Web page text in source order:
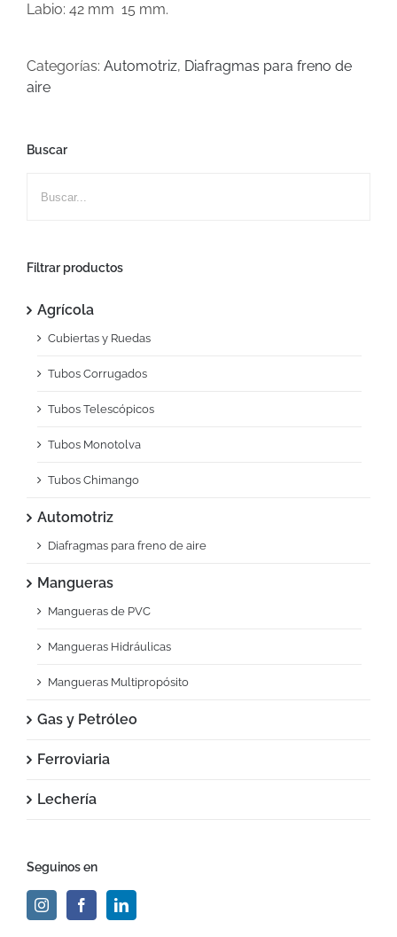
Labio: 42 mm 15 mm.
Categorías: Automotriz, Diafragmas para freno de
aire
Buscar
Filtrar productos
Agrícola
Cubiertas y Ruedas
Tubos Corrugados
Tubos Telescópicos
Tubos Monotolva
Tubos Chimango
Automotriz
Diafragmas para freno de aire
Mangueras
Mangueras de PVC
Mangueras Hidráulicas
Mangueras Multipropósito
Gas y Petróleo
Ferroviaria
Lechería
Seguinos en